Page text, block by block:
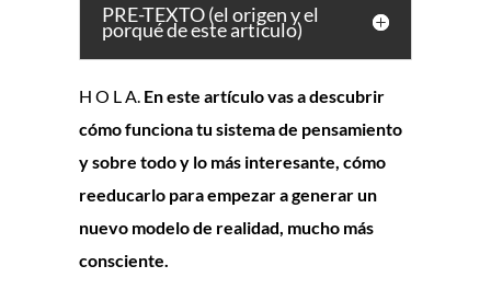
PRE-TEXTO (el origen y el
porqué de este artículo)
H O L A. En este artículo vas a descubrir
cómo funciona tu sistema de pensamiento
y sobre todo y lo más interesante, cómo
reeducarlo para empezar a generar un
nuevo modelo de realidad, mucho más
consciente.